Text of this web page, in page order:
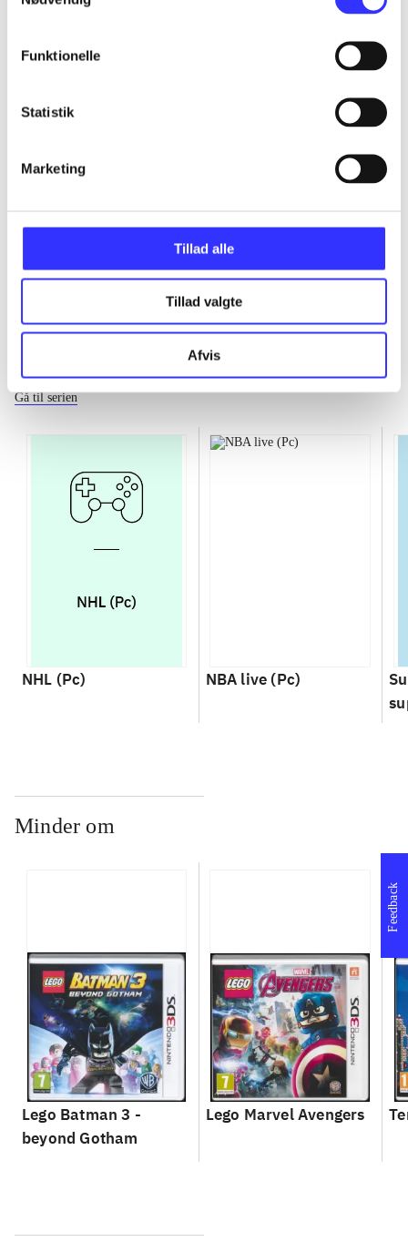
Funktionelle
Statistik
Marketing
Tillad alle
Tillad valgte
Afvis
...
...
...
Gå til serien
NHL (Pc) NBA live (Pc)
Minder om
Lego Batman 3 -
beyond Gotham
Lego Marvel Avengers
Feedback